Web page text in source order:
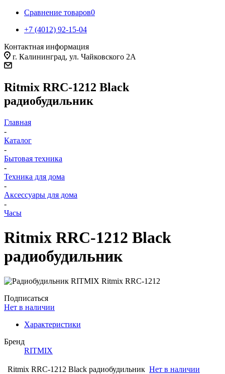
Сравнение товаров0
+7 (4012) 92-15-04
Контактная информация
г. Калининград, ул. Чайковского 2А
Ritmix RRC-1212 Black
радиобудильник
Главная
-
Каталог
-
Бытовая техника
-
Техника для дома
-
Аксессуары для дома
-
Часы
Ritmix RRC-1212 Black
радиобудильник
Подписаться
Нет в наличии
Характеристики
Бренд
RITMIX
Ritmix RRC-1212 Black радиобудильник Нет в наличии